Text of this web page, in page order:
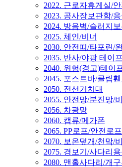
2022. 근로자휴게실/
2023. 공사장보관함/
2024. 방음벽/슬러지
2025. 체인/비너
2030. 안전띠/타포린/
2035. 반사/야광 테이프
2040. 위험(경고)테이
2045. 포스트바/클립
2050. 전선거치대
2055. 안전망/분진망/
2056. 차광망
2060. 캡류/메가폰
2065. PP로프/안전로프
2070. 보온덮개/천막/
2075. 경보기/사다리
2080. 맨홀사다리/개